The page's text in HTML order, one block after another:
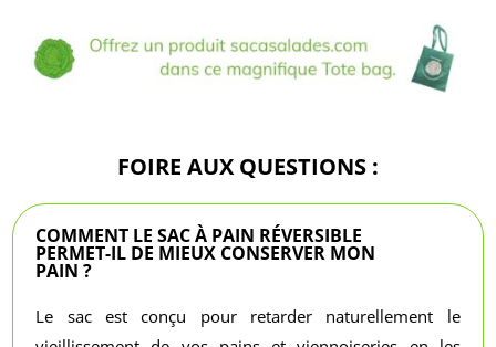
FOIRE AUX QUESTIONS :
COMMENT LE SAC À PAIN RÉVERSIBLE
PERMET-IL DE MIEUX CONSERVER MON
PAIN ?
Le sac est conçu pour retarder naturellement le